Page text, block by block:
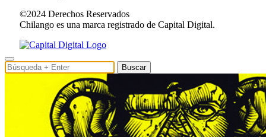
©2024 Derechos Reservados
Chilango es una marca registrado de Capital Digital.
Buscar